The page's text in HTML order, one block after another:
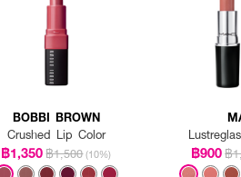
BOBBI BROWN
Crushed Lip Color
฿1,350฿1,500 (10%) ฿900฿